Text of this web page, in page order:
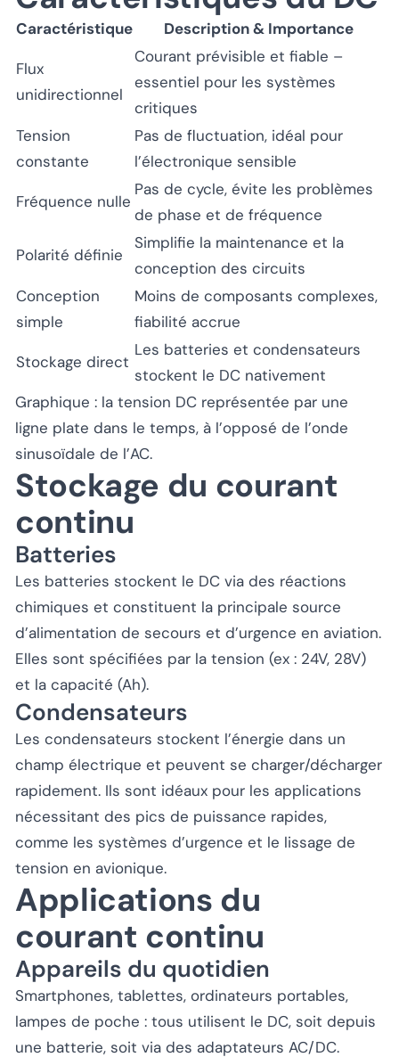
Caractéristique Description & Importance
Flux
unidirectionnel
Courant prévisible et fiable –
essentiel pour les systèmes
critiques
Tension
constante
Pas de fluctuation, idéal pour
l’électronique sensible
Fréquence nulle
Pas de cycle, évite les problèmes
de phase et de fréquence
Polarité définie
Simplifie la maintenance et la
conception des circuits
Conception
simple
Moins de composants complexes,
fiabilité accrue
Stockage direct
Les batteries et condensateurs
stockent le DC nativement
Graphique : la tension DC représentée par une
ligne plate dans le temps, à l’opposé de l’onde
sinusoïdale de l’AC.
Stockage du courant
continu
Batteries
Les batteries stockent le DC via des réactions
chimiques et constituent la principale source
d’alimentation de secours et d’urgence en aviation.
Elles sont spécifiées par la tension (ex : 24V, 28V)
et la capacité (Ah).
Condensateurs
Les condensateurs stockent l’énergie dans un
champ électrique et peuvent se charger/décharger
rapidement. Ils sont idéaux pour les applications
nécessitant des pics de puissance rapides,
comme les systèmes d’urgence et le lissage de
tension en avionique.
Applications du
courant continu
Appareils du quotidien
Smartphones, tablettes, ordinateurs portables,
lampes de poche : tous utilisent le DC, soit depuis
une batterie, soit via des adaptateurs AC/DC.